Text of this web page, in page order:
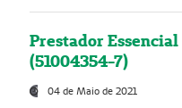
Prestador
(51004354-7)
04 de Maio de 2021